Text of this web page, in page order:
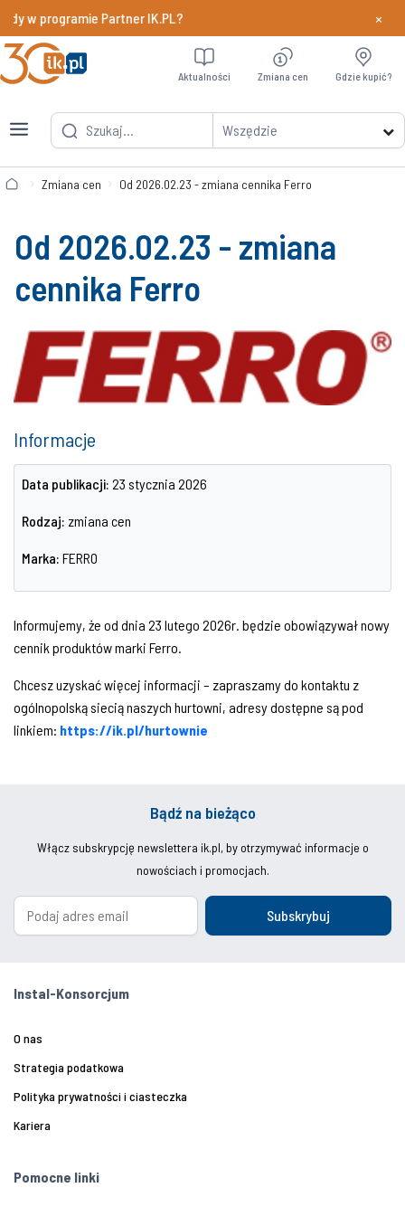
w programie Partner IK.PL? Dowiedz
×
Wszędzie
Aktualności Zmiana cen Gdzie kupić?
Zmiana cen Od 2026.02.23 - zmiana cennika Ferro
Od 2026.02.23 - zmiana
cennika Ferro
Informacje
Data publikacji: 23 stycznia 2026
Rodzaj: zmiana cen
Marka: FERRO
Informujemy, że od dnia 23 lutego 2026r. będzie obowiązywał nowy
cennik produktów marki Ferro.
Chcesz uzyskać więcej informacji – zapraszamy do kontaktu z
ogólnopolską siecią naszych hurtowni, adresy dostępne są pod
linkiem: https://ik.pl/hurtownie
Bądź na bieżąco
Włącz subskrypcję newslettera ik.pl, by otrzymywać informacje o
nowościach i promocjach.
Subskrybuj
Instal-Konsorcjum
O nas
Strategia podatkowa
Polityka prywatności i ciasteczka
Kariera
Pomocne linki